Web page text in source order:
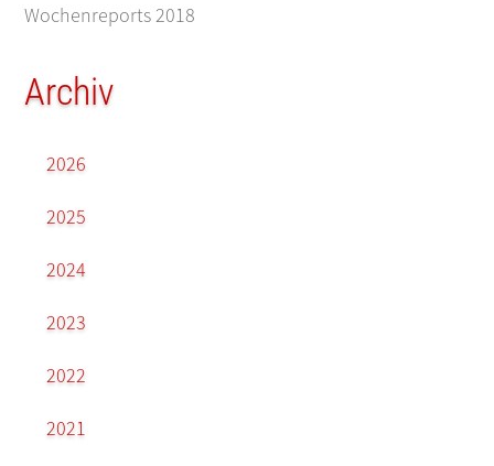
Wochenreports 2018
Archiv
2026
2025
2024
2023
2022
2021